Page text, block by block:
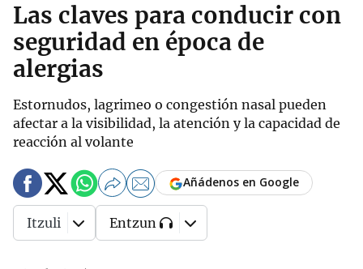
Las claves para conducir con
seguridad en época de
alergias
Estornudos, lagrimeo o congestión nasal pueden
afectar a la visibilidad, la atención y la capacidad de
reacción al volante
Añádenos en Google
Itzuli Entzun